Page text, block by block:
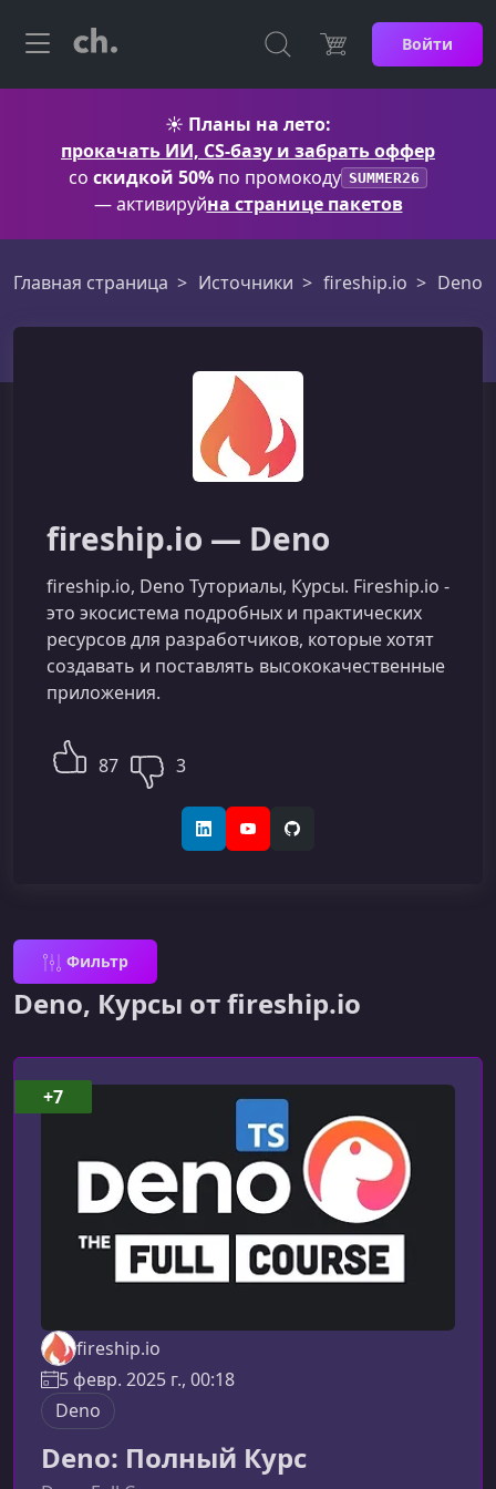
Войти
☀️ Планы на лето:
прокачать ИИ, CS-базу и забрать оффер
со скидкой 50% по промокоду SUMMER26
— активируйна странице пакетов
Главная страница Источники fireship.io Deno
fireship.io — Deno
fireship.io, Deno Туториалы, Курсы. Fireship.io -
это экосистема подробных и практических
ресурсов для разработчиков, которые хотят
создавать и поставлять высококачественные
приложения.
87 3
LinkedInYouTubeGitHub
Фильтр
Deno, Курсы от fireship.io
fireship.io
5 февр. 2025 г., 00:18
Deno
Deno: Полный Курс
+7